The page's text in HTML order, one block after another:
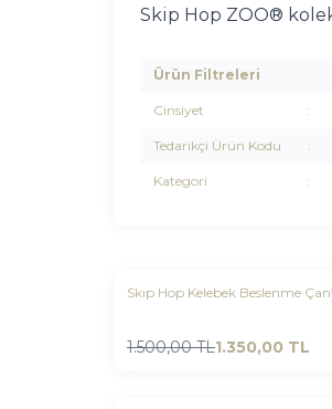
Skip Hop ZOO®
Ürün Filtreleri
Cinsiyet :
Tedarikçi Ürün Kodu :
Kategori :
Yeni
Skıp Hop Kelebek Beslenme
1.500,00TL1.350,00 TL